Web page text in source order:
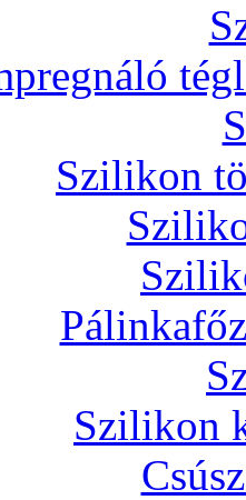
Szilikon
Szilikon